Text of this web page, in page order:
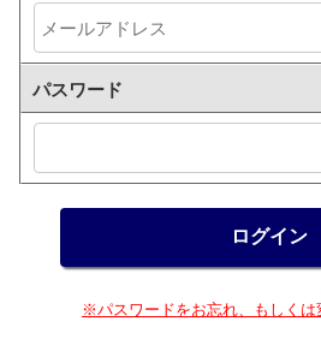
パスワード
※パスワードをお忘れ、もしくは